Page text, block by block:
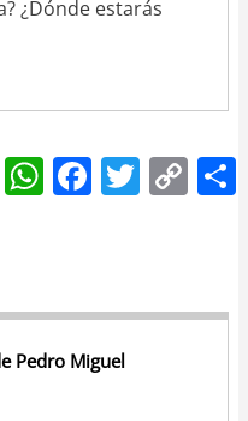
¿Dónde estarás
W
h
A
p
F
a
b
o
T
w
C
o
Li
Pedro Miguel